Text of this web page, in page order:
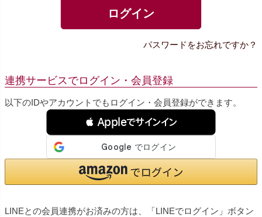
ログイン
パスワードをお忘れですか？
連携サービスでログイン・会員登録
以下のIDやアカウントでもログイン・会員登録ができます。
 Appleでサインイン
LINEとの会員連携がお済みの方は、「LINEでログイン」ボタン